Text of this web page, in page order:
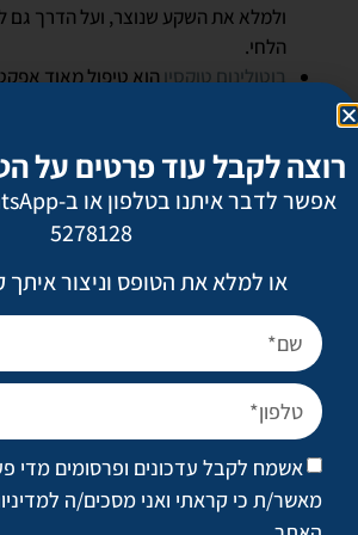
ולמלא את השקע שנוצר, ועל הדרך גם
הלחי.
בוטולינום טוקסיןהוא טיפול מאוד
הקמטים.
2. טיקסל
מכשיר הטיקסל החדשני, שפותח בישראל,
טבעית כדילהצעיר את עור הפנים , ומה
שלו לטפל באזורים עדינים יותר, וביניהם גם
הטיקסל ממצק את העור באזור העיניים,
ומשפר את האיכות והמרקם של העור.
אפשר ולפעמים גם רצוי לשלב טיקסל עם
רוצה לקבל עוד פרטים על
5278128
או למלא את הטופס וניצור
אשמח לקבל עדכונים ופרסומים מדי
מאשר/ת כי קראתי ואני מסכים/ה